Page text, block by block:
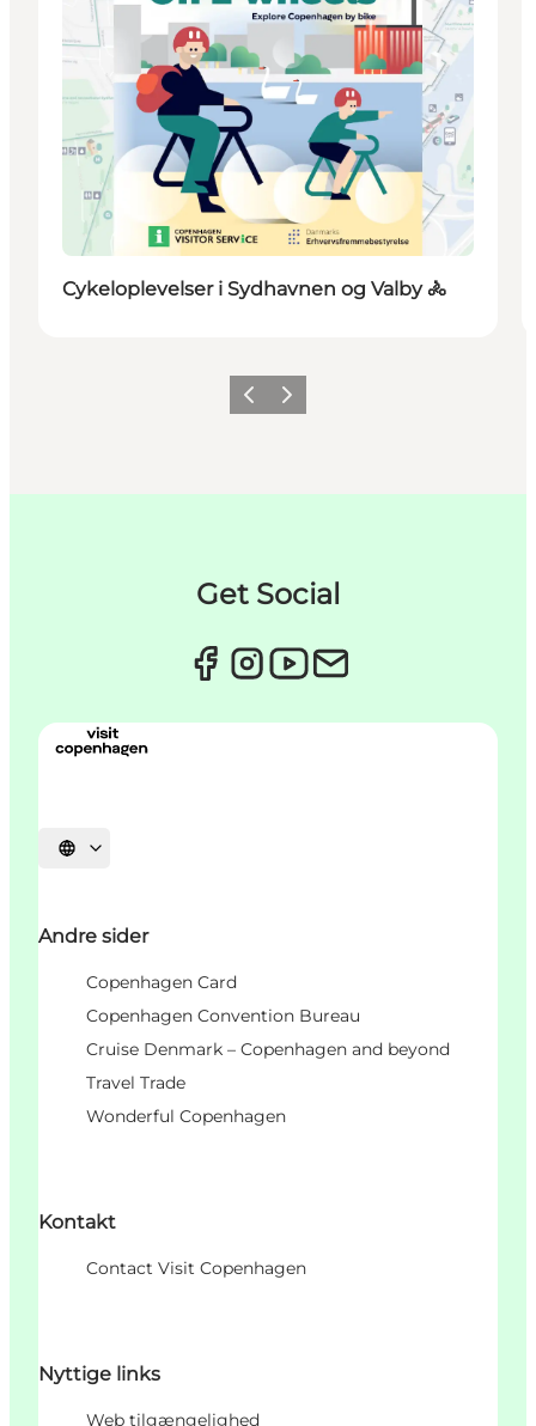
Cykeloplevelser i Sydhavnen og Valby 🚴
ForrigeNæste
Get Social
Vælg sprog
Andre sider
Copenhagen Card
Copenhagen Convention Bureau
Cruise Denmark – Copenhagen and beyond
Travel Trade
Wonderful Copenhagen
Kontakt
Contact Visit Copenhagen
Nyttige links
Web tilgængelighed